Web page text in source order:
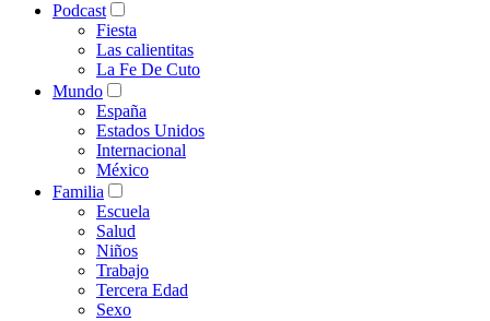
Podcast
Fiesta
Las calientitas
La Fe De Cuto
Mundo
España
Estados Unidos
Internacional
México
Familia
Escuela
Salud
Niños
Trabajo
Tercera Edad
Sexo